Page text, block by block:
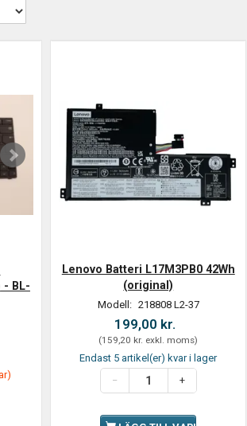
- BL-
Lenovo Batteri L17M3PB0 42Wh
(original)
Modell: 218808 L2-37
199,00 kr.
(159,20 kr. exkl. moms)
Endast 5 artikel(er) kvar i lager